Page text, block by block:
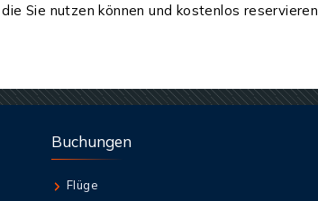
Sie nutzen können und kostenlos reservieren.
Buchungen
Flüge